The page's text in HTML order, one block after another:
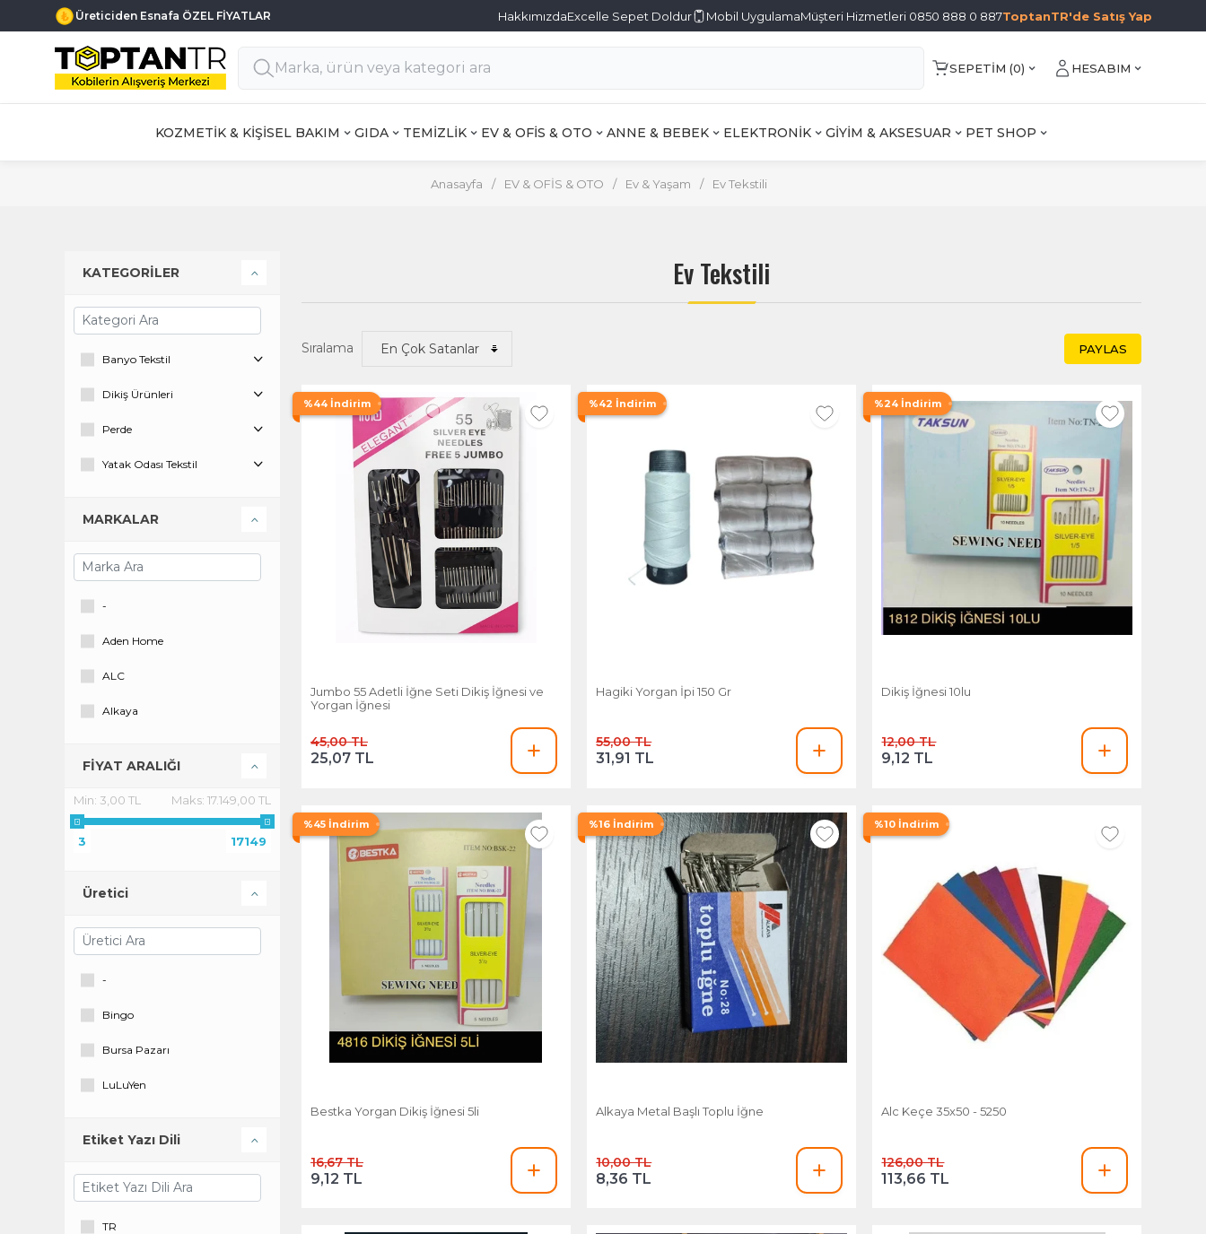
Üreticiden Esnafa ÖZEL FİYATLAR HakkımızdaExcelle Sepet Doldur Mobil UygulamaMüşteri Hizmetleri 0850 888 0 887ToptanTR'de Satış Yap
SEPETIM (0) HESABIM
KOZMETİK & KİŞİSEL BAKIM GIDA TEMİZLİK EV & OFİS & OTO ANNE & BEBEK ELEKTRONİK GİYİM & AKSESUAR PET SHOP
Anasayfa / EV & OFİS & OTO / Ev & Yaşam / Ev Tekstili
Ev Tekstili
Sıralama PAYLAS
%44 İndirim
Jumbo 55 Adetli İğne Seti Dikiş İğnesi ve
Yorgan İğnesi
45,00 TL
25,07 TL
%42 İndirim
Hagiki Yorgan İpi 150 Gr
55,00 TL
31,91 TL
%24 İndirim
Dikiş İğnesi 10lu
12,00 TL
9,12 TL
%45 İndirim
Bestka Yorgan Dikiş İğnesi 5li
16,67 TL
9,12 TL
%16 İndirim
Alkaya Metal Başlı Toplu İğne
10,00 TL
8,36 TL
%10 İndirim
Alc Keçe 35x50 - 5250
126,00 TL
113,66 TL
KATEGORİLER
Banyo Tekstil
Dikiş Ürünleri
Perde
Yatak Odası Tekstil
MARKALAR
-
Aden Home
ALC
Alkaya
Burçin
DİREM
Dolphin
Masis
FİYAT ARALIĞI
Min: 3,00 TL Maks: 17.149,00 TL
3 17149
Üretici
-
Bingo
Bursa Pazarı
LuLuYen
Soi Home
TR
Etiket Yazı Dili
TR